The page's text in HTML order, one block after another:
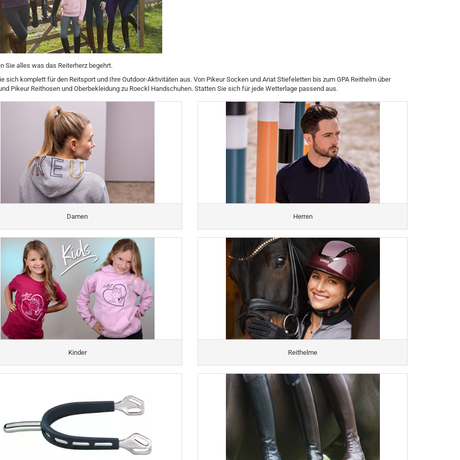
Kentucky Horsewear Basics
Kentucky Horsewear Decken
Kentucky Horsewear Hundezubehör
Ganzjahres Reithandschuhe
Winter Reithandschuhe
Schlaufzügel
Martingal
Gamaschen
Springglocken
Bandagen & Unterlagen
Stall- & Transportgamaschen
Pflegemittel für Fell und Mähne
Pflegemittel bei Verletzungen
Fliegenschutzmittel
Sie alles was das Reiterherz begehrt.
sich komplett für den Reitsport und Ihre Outdoor-Aktivitäten aus. Von Pikeur Socken und Ariat Stiefeletten bis zum GPA Reithelm über
Pikeur Reithosen und Oberbekleidung zu Roeckl Handschuhen. Statten Sie sich für jede Wetterlage passend aus.
Damen Herren
Kinder Reithelme